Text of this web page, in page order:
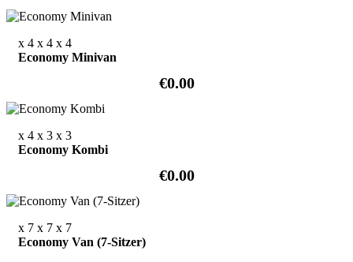
x 4 x 4 x 4
Economy Minivan
€0.00
x 4 x 3 x 3
Economy Kombi
€0.00
x 7 x 7 x 7
Economy Van (7-Sitzer)